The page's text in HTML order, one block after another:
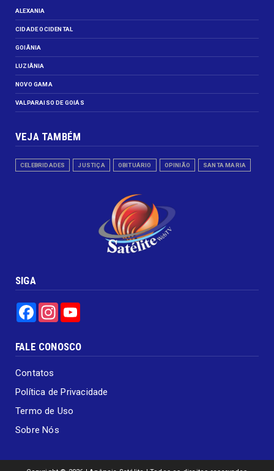
ALEXANIA
CIDADE OCIDENTAL
GOIÂNIA
LUZIÂNIA
NOVO GAMA
VALPARAISO DE GOIÁS
VEJA TAMBÉM
CELEBRIDADES JUSTIÇA OBITUÁRIO OPINIÃO SANTA MARIA
SIGA
FacebookInstagram
FALE CONOSCO
Contatos
Política de Privacidade
Termo de Uso
Sobre Nós